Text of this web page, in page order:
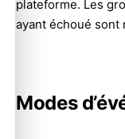
plateforme. Les
ayant échoué sont
Modes